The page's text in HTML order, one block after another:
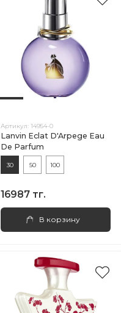
Артикул: 14954-0
Lanvin Eclat D'Arpege Eau
De Parfum
30 50 100
16987 тг.
В корзину